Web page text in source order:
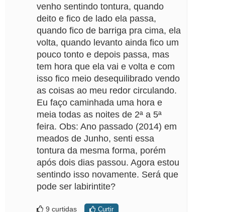
venho sentindo tontura, quando
deito e fico de lado ela passa,
quando fico de barriga pra cima, ela
volta, quando levanto ainda fico um
pouco tonto e depois passa, mas
tem hora que ela vai e volta e com
isso fico meio desequilibrado vendo
as coisas ao meu redor circulando.
Eu faço caminhada uma hora e
meia todas as noites de 2ª a 5ª
feira. Obs: Ano passado (2014) em
meados de Junho, senti essa
tontura da mesma forma, porém
após dois dias passou. Agora estou
sentindo isso novamente. Será que
pode ser labirintite?
9 curtidas Curtir